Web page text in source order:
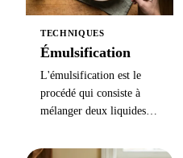
température.
TECHNIQUES
Émulsification
L'émulsification est le
procédé qui consiste à
mélanger deux liquides
naturellement (comme